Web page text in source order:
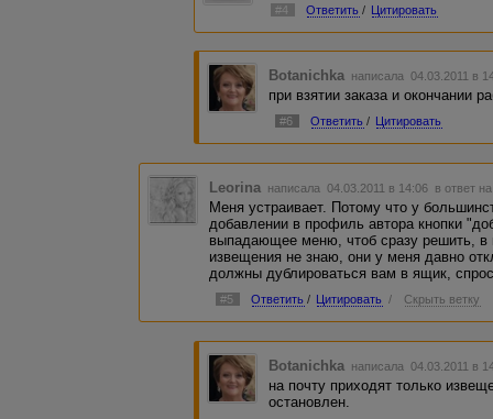
#4 Ответить / Цитировать
Botanichka написала 04.03.2011 в
при взятии заказа и окончании
#6 Ответить / Цитировать
Leorina написала 04.03.2011 в 14:06 в ответ
Меня устраивает. Потому что у
добавлении в профиль автора кнопки
выпадающее меню, чтоб сразу решить, в
извещения не знаю, они у меня давно
должны дублироваться вам в ящик,
#5 Ответить / Цитировать / Скрыть ветку
Botanichka написала 04.03.2011 в
на почту приходят только
остановлен.